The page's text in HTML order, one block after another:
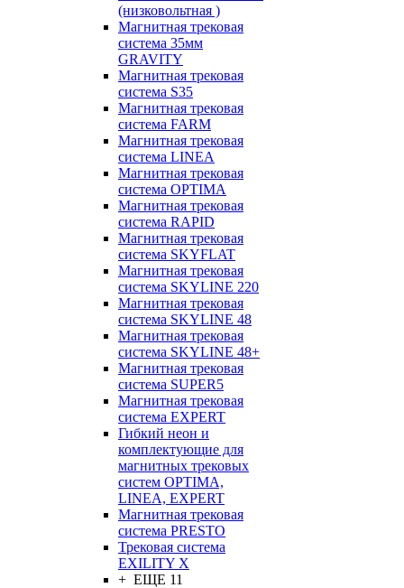
(низковольтная )
Магнитная трековая
система 35мм
GRAVITY
Магнитная трековая
система S35
Магнитная трековая
система FARM
Магнитная трековая
система LINEA
Магнитная трековая
система OPTIMA
Магнитная трековая
система RAPID
Магнитная трековая
система SKYFLAT
Магнитная трековая
система SKYLINE 220
Магнитная трековая
система SKYLINE 48
Магнитная трековая
система SKYLINE 48+
Магнитная трековая
система SUPER5
Магнитная трековая
система EXPERT
Гибкий неон и
комплектующие для
магнитных трековых
систем OPTIMA,
LINEA, EXPERT
Магнитная трековая
система PRESTO
Трековая система
EXILITY X
+ ЕЩЕ 11